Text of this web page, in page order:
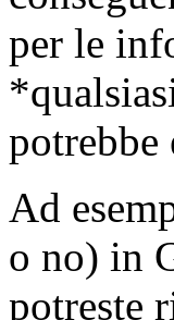
per le
potrebbe
Ad
o no) in
potreste